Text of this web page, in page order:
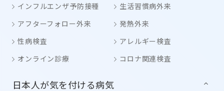
インフルエンザ予防接種
生活習慣病外来
アフターフォロー外来
発熱外来
性病検査
アレルギー検査
オンライン診療
コロナ関連検査
日本人が気を付ける病気